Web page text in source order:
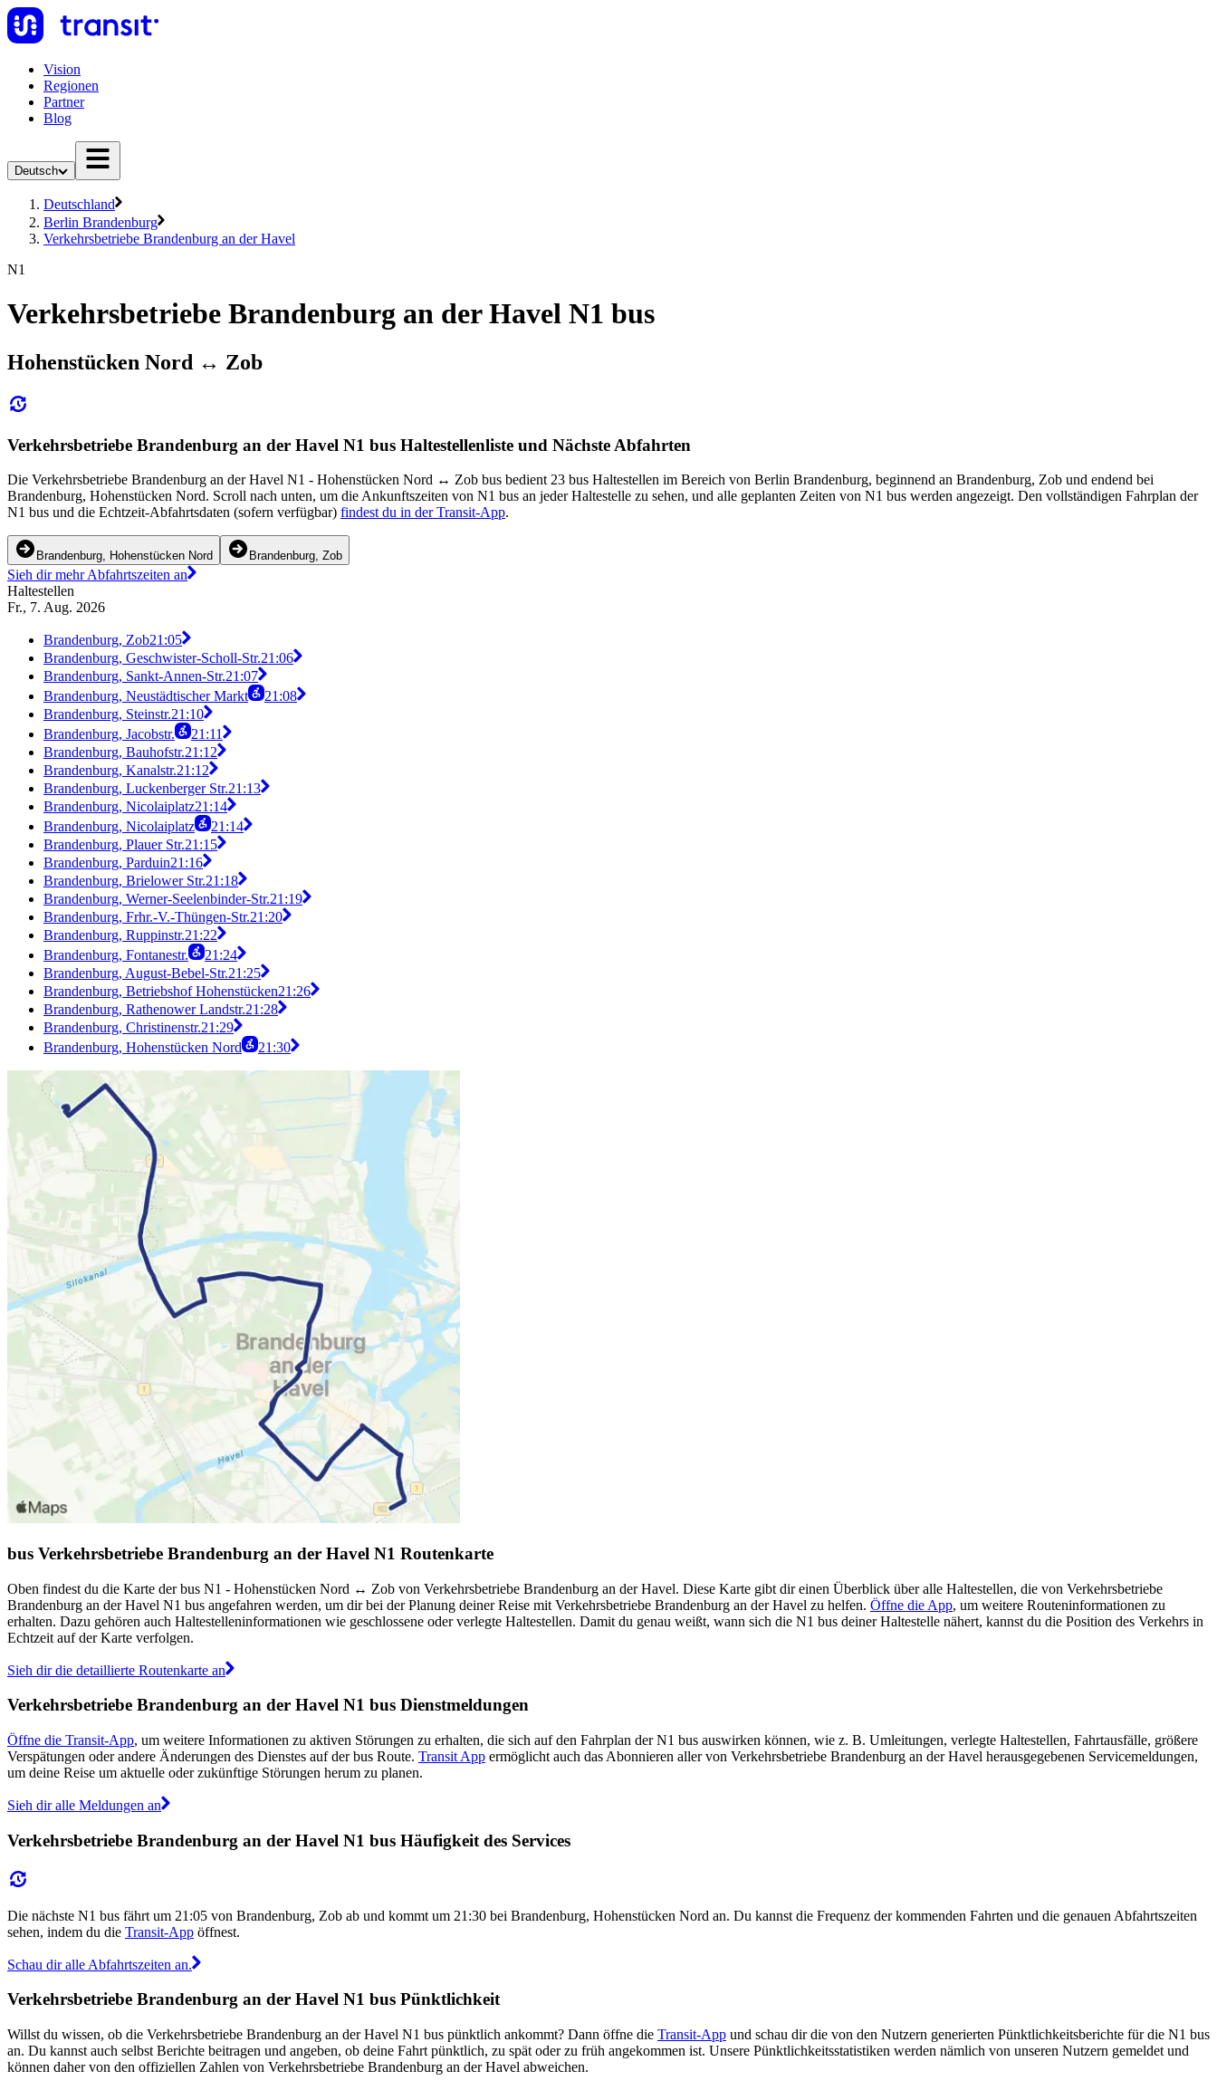
Vision
Regionen
Partner
Blog
Deutsch
Deutschland
Berlin Brandenburg
Verkehrsbetriebe Brandenburg an der Havel
N1
Verkehrsbetriebe Brandenburg an der Havel N1 bus
Hohenstücken Nord ↔︎ Zob
Verkehrsbetriebe Brandenburg an der Havel N1 bus Haltestellenliste und Nächste Abfahrten
Die Verkehrsbetriebe Brandenburg an der Havel N1 - Hohenstücken Nord ↔︎ Zob bus bedient 23 bus Haltestellen im Bereich von Berlin Brandenburg, beginnend an Brandenburg, Zob und endend bei
Brandenburg, Hohenstücken Nord. Scroll nach unten, um die Ankunftszeiten von N1 bus an jeder Haltestelle zu sehen, und alle geplanten Zeiten von N1 bus werden angezeigt. Den vollständigen Fahrplan der
N1 bus und die Echtzeit-Abfahrtsdaten (sofern verfügbar) findest du in der Transit-App.
Brandenburg, Hohenstücken Nord Brandenburg, Zob
Sieh dir mehr Abfahrtszeiten an
Haltestellen
Fr., 7. Aug. 2026
Brandenburg, Zob21:05
Brandenburg, Geschwister-Scholl-Str.21:06
Brandenburg, Sankt-Annen-Str.21:07
Brandenburg, Neustädtischer Markt
21:08
Brandenburg, Steinstr.21:10
Brandenburg, Jacobstr.
21:11
Brandenburg, Bauhofstr.21:12
Brandenburg, Kanalstr.21:12
Brandenburg, Luckenberger Str.21:13
Brandenburg, Nicolaiplatz21:14
Brandenburg, Nicolaiplatz
21:14
Brandenburg, Plauer Str.21:15
Brandenburg, Parduin21:16
Brandenburg, Brielower Str.21:18
Brandenburg, Werner-Seelenbinder-Str.21:19
Brandenburg, Frhr.-V.-Thüngen-Str.21:20
Brandenburg, Ruppinstr.21:22
Brandenburg, Fontanestr.
21:24
Brandenburg, August-Bebel-Str.21:25
Brandenburg, Betriebshof Hohenstücken21:26
Brandenburg, Rathenower Landstr.21:28
Brandenburg, Christinenstr.21:29
Brandenburg, Hohenstücken Nord
21:30
bus Verkehrsbetriebe Brandenburg an der Havel N1 Routenkarte
Oben findest du die Karte der bus N1 - Hohenstücken Nord ↔︎ Zob von Verkehrsbetriebe Brandenburg an der Havel. Diese Karte gibt dir einen Überblick über alle Haltestellen, die von Verkehrsbetriebe
Brandenburg an der Havel N1 bus angefahren werden, um dir bei der Planung deiner Reise mit Verkehrsbetriebe Brandenburg an der Havel zu helfen. Öffne die App, um weitere Routeninformationen zu
erhalten. Dazu gehören auch Haltestelleninformationen wie geschlossene oder verlegte Haltestellen. Damit du genau weißt, wann sich die N1 bus deiner Haltestelle nähert, kannst du die Position des Verkehrs in
Echtzeit auf der Karte verfolgen.
Sieh dir die detaillierte Routenkarte an
Verkehrsbetriebe Brandenburg an der Havel N1 bus Dienstmeldungen
Öffne die Transit-App, um weitere Informationen zu aktiven Störungen zu erhalten, die sich auf den Fahrplan der N1 bus auswirken können, wie z. B. Umleitungen, verlegte Haltestellen, Fahrtausfälle, größere
Verspätungen oder andere Änderungen des Dienstes auf der bus Route. Transit App ermöglicht auch das Abonnieren aller von Verkehrsbetriebe Brandenburg an der Havel herausgegebenen Servicemeldungen,
um deine Reise um aktuelle oder zukünftige Störungen herum zu planen.
Sieh dir alle Meldungen an
Verkehrsbetriebe Brandenburg an der Havel N1 bus Häufigkeit des Services
Die nächste N1 bus fährt um 21:05 von Brandenburg, Zob ab und kommt um 21:30 bei Brandenburg, Hohenstücken Nord an. Du kannst die Frequenz der kommenden Fahrten und die genauen Abfahrtszeiten
sehen, indem du die Transit-App öffnest.
Schau dir alle Abfahrtszeiten an.
Verkehrsbetriebe Brandenburg an der Havel N1 bus Pünktlichkeit
Willst du wissen, ob die Verkehrsbetriebe Brandenburg an der Havel N1 bus pünktlich ankommt? Dann öffne die Transit-App und schau dir die von den Nutzern generierten Pünktlichkeitsberichte für die N1 bus
an. Du kannst auch selbst Berichte beitragen und angeben, ob deine Fahrt pünktlich, zu spät oder zu früh angekommen ist. Unsere Pünktlichkeitsstatistiken werden nämlich von unseren Nutzern gemeldet und
können daher von den offiziellen Zahlen von Verkehrsbetriebe Brandenburg an der Havel abweichen.